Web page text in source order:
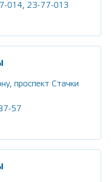
014, 23-77-013
проспект Стачки
57